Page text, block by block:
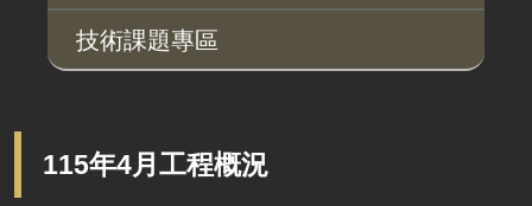
技術課題專區
115年4月工程概況